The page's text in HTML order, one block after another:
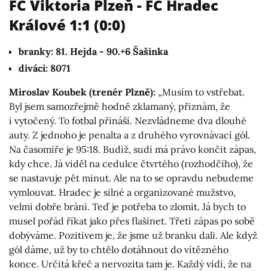
FC Viktoria Plzeň - FC Hradec
Králové 1:1 (0:0)
branky: 81. Hejda - 90.+6 Šašinka
diváci: 8071
Miroslav Koubek (trenér Plzně): „Musím to vstřebat.
Byl jsem samozřejmě hodně zklamaný, přiznám, že
i vytočený. To fotbal přináší. Nezvládneme dva dlouhé
auty. Z jednoho je penalta a z druhého vyrovnávací gól.
Na časomíře je 95:18. Budiž, sudí má právo končit zápas,
kdy chce. Já viděl na cedulce čtvrtého (rozhodčího), že
se nastavuje pět minut. Ale na to se opravdu nebudeme
vymlouvat. Hradec je silné a organizované mužstvo,
velmi dobře brání. Teď je potřeba to zlomit. Já bych to
musel pořád říkat jako přes flašinet. Třetí zápas po sobě
dobýváme. Pozitivem je, že jsme už branku dali. Ale když
gól dáme, už by to chtělo dotáhnout do vítězného
konce. Určitá křeč a nervozita tam je. Každý vídí, že na